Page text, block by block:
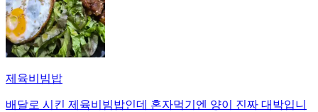
제육비빔밥
배달로 시킨 제육비빔밥인데 혼자먹기엔 양이 진짜 대박입니